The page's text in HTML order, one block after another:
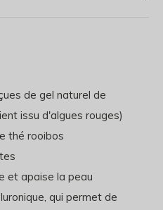
de gel naturel de
issu d'algues rouges)
thé rooibos
et apaise la peau
qui permet de